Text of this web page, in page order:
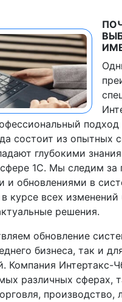
подход
состоит из опытных
глубокими
1C. Мы следим за
и обновлениями в
курсе всех изменений
решения.
обновление
бизнеса, так и
Компания Интертакс-
различных сферах,
производство,